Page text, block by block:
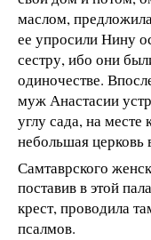
маслом,
ее упросили Нину
сестру, ибо они
одиночестве.
муж Анастасии
углу сада, на месте
небольшая церковь
Самтаврского
поставив в этой
крест, проводила
псалмов.